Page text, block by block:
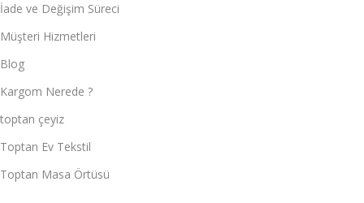
İade ve Değişim Süreci
Müşteri Hizmetleri
Blog
Kargom Nerede ?
toptan çeyiz
Toptan Ev Tekstil
Toptan Masa Örtüsü